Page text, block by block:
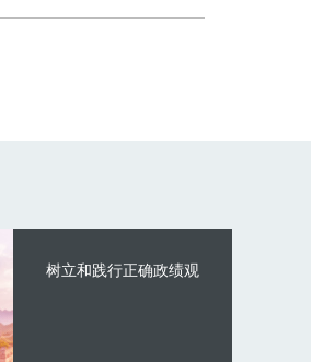
树立和践行正确政绩观